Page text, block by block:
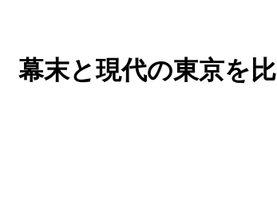
幕末と現代の東京を比